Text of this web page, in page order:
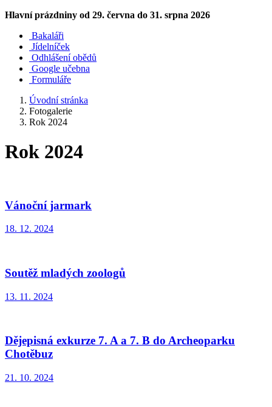
Hlavní prázdniny od 29. června do 31. srpna 2026
Bakaláři
Jídelníček
Odhlášení obědů
Google učebna
Formuláře
Úvodní stránka
Fotogalerie
Rok 2024
Rok 2024
Vánoční jarmark
18. 12. 2024
Soutěž mladých zoologů
13. 11. 2024
Dějepisná exkurze 7. A a 7. B do Archeoparku
Chotěbuz
21. 10. 2024